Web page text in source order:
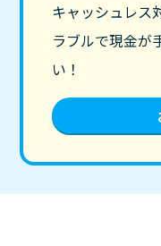
キャッシュレス
ラブルで現金が
い！